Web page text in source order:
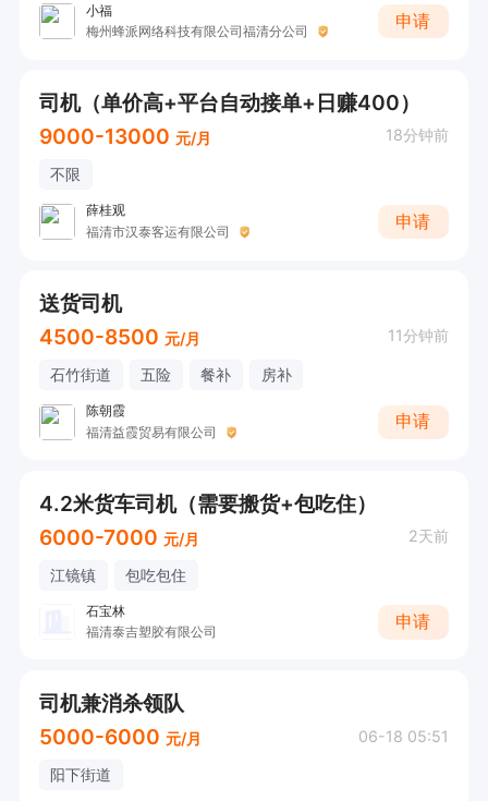
小福
梅州蜂派网络科技有限公司福清分公司
申请
司机（单价高+平台自动接单+日赚400）
9000-13000 元/月 18分钟前
不限
薛桂观
福清市汉泰客运有限公司
申请
送货司机
4500-8500 元/月 11分钟前
石竹街道 五险 餐补 房补
陈朝霞
福清益霞贸易有限公司
申请
4.2米货车司机（需要搬货+包吃住）
6000-7000 元/月 2天前
江镜镇 包吃包住
石宝林
福清泰吉塑胶有限公司
申请
司机兼消杀领队
5000-6000 元/月 06-18 05:51
阳下街道